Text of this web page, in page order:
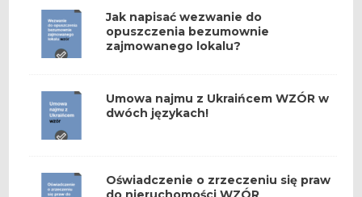
Jak napisać wezwanie do
opuszczenia bezumownie
zajmowanego lokalu?
Umowa najmu z Ukraińcem WZÓR w
dwóch językach!
Oświadczenie o zrzeczeniu się praw